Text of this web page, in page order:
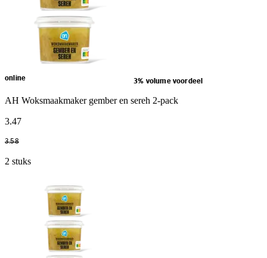
online 3% volume voordeel
AH Woksmaakmaker gember en sereh 2-pack
3.47
3.58
2 stuks